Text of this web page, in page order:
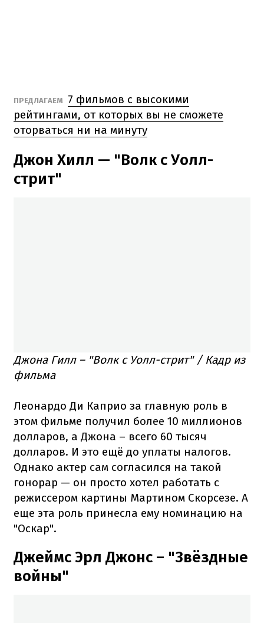
ПРЕДЛАГАЕМ
7 фильмов с высокими
рейтингами, от которых вы не сможете
оторваться ни на минуту
Джон Хилл — "Волк с Уолл-
стрит"
Джона Гилл – "Волк с Уолл-стрит" / Кадр из
фильма
Леонардо Ди Каприо за главную роль в
этом фильме получил более 10 миллионов
долларов, а Джона – всего 60 тысяч
долларов. И это ещё до уплаты налогов.
Однако актер сам согласился на такой
гонорар — он просто хотел работать с
режиссером картины Мартином Скорсезе. А
еще эта роль принесла ему номинацию на
"Оскар".
Джеймс Эрл Джонс – "Звёздные
войны"